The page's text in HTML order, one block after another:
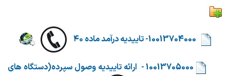
10013704000- تاییدیه درآمد ماده ۴۰
​​
10013705000 - ارائه تاییدیه وصول سپرده(دستگاه های